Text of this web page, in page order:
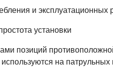
и эксплуатационных
установки
позиций
на патрульных